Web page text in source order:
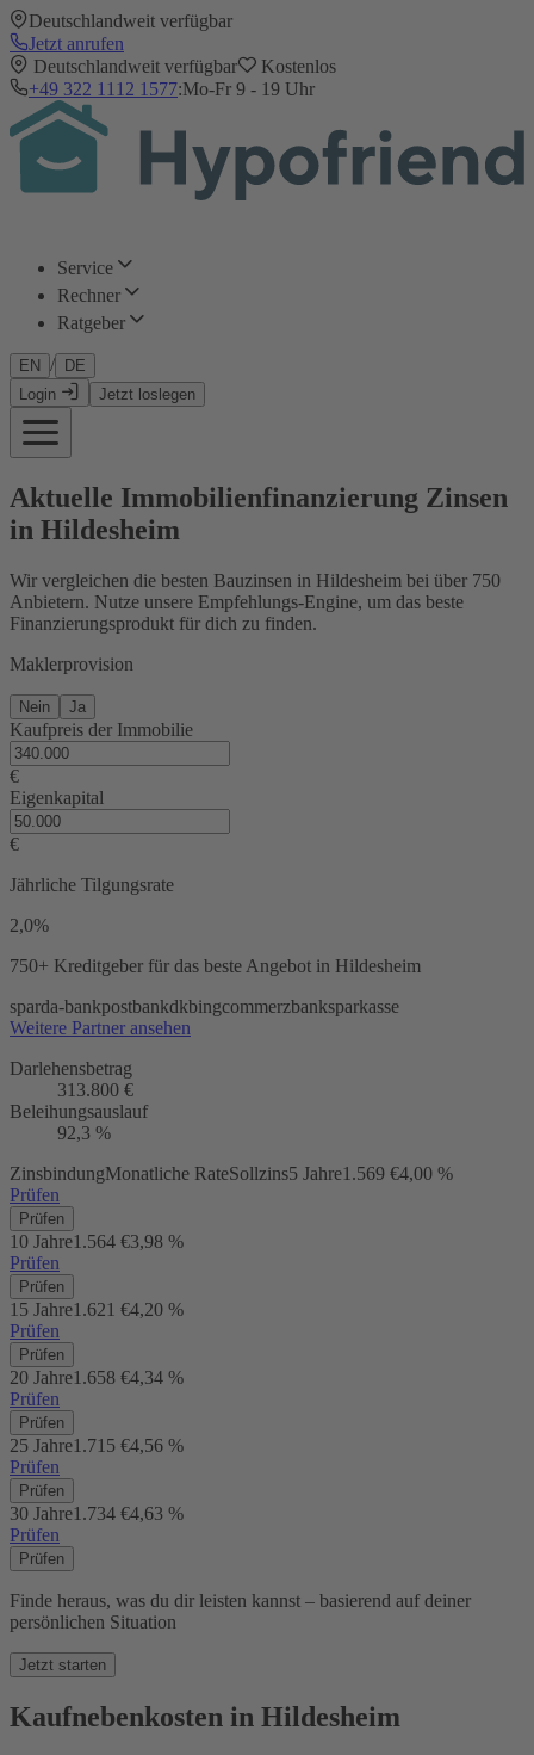
Deutschlandweit verfügbar
Jetzt anrufen
Deutschlandweit verfügbar
Kostenlos
+49 322 1112 1577:Mo-Fr 9 - 19 Uhr
Service
Rechner
Ratgeber
EN /
DE
Login
Jetzt loslegen
Aktuelle Immobilienfinanzierung Zinsen
in Hildesheim
Wir vergleichen die besten Bauzinsen in Hildesheim bei über 750
Anbietern. Nutze unsere Empfehlungs-Engine, um das beste
Finanzierungsprodukt für dich zu finden.
Maklerprovision
Nein Ja
Kaufpreis der Immobilie
€
Eigenkapital
€
Jährliche Tilgungsrate
2,0%
750+ Kreditgeber für das beste Angebot in Hildesheim
sparda-bankpostbankdkbingcommerzbanksparkasse
Weitere Partner ansehen
Darlehensbetrag
313.800 €
Beleihungsauslauf
92,3 %
ZinsbindungMonatliche RateSollzins5 Jahre1.569 €4,00 %
Prüfen
Prüfen
10 Jahre1.564 €3,98 %
Prüfen
Prüfen
15 Jahre1.621 €4,20 %
Prüfen
Prüfen
20 Jahre1.658 €4,34 %
Prüfen
Prüfen
25 Jahre1.715 €4,56 %
Prüfen
Prüfen
30 Jahre1.734 €4,63 %
Prüfen
Prüfen
Finde heraus, was du dir leisten kannst – basierend auf deiner
persönlichen Situation
Jetzt starten
Kaufnebenkosten in Hildesheim